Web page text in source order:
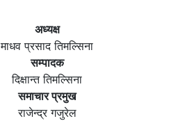
अध्यक्ष
माधव प्रसाद तिमल्सिना
सम्पादक
दिक्षान्त तिमल्सिना
समाचार प्रमुख
राजेन्द्र गजुरेल